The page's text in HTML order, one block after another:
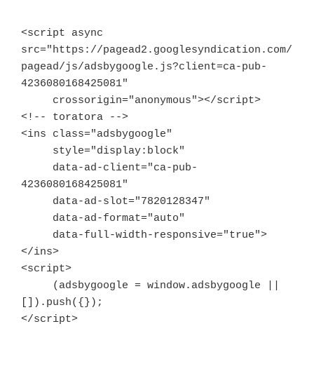
<script async
src="https://pagead2.googlesyndication.com/
pagead/js/adsbygoogle.js?client=ca-pub-
4236080168425081"
<!-- toratora -->
<ins class="adsbygoogle"
4236080168425081"
</ins>
<script>
[]).push({});
</script>